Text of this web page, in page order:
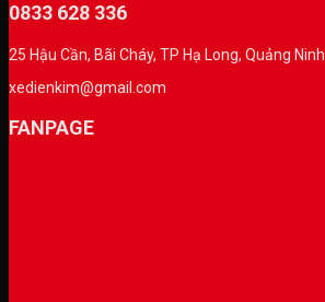
0833 628 336
25 Hậu Cần, Bãi Cháy, TP Hạ Long, Quảng Ninh
xedienkim@gmail.com
FANPAGE